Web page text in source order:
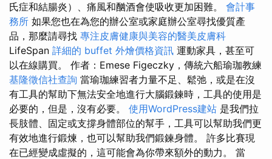
氏症和結腸炎）、痛風和酗酒會使吸收更加困難。 會計事
務所 如果您也在為您的辦公室或家庭辦公室尋找優質產
品，那麼請尋找 專注皮膚健康與美容的醫美皮膚科
LifeSpan 詳細的 buffet 外燴價格資訊 運動家具，甚至可
以在線購買。 作者：Emese Figeczky，傳統六船瑜珈教練
基隆徵信社查詢 當瑜珈練習者力量不足、鬆弛，或是在沒
有工具的幫助下無法安全地進行大腦鍛鍊時，工具的使用是
必要的，但是，沒有必要。 使用WordPress建站 是我們拉
長肢體、固定或支撐身體部位的幫手，工具可以幫助我們更
有效地進行鍛煉，也可以幫助我們鍛鍊身體。 許多比賽現
在已經變成虛擬的，這可能會為你帶來額外的動力。 當